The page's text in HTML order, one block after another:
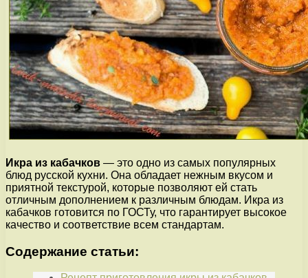
Икра из кабачков — это одно из самых популярных
блюд русской кухни. Она обладает нежным вкусом и
приятной текстурой, которые позволяют ей стать
отличным дополнением к различным блюдам. Икра из
кабачков готовится по ГОСТу, что гарантирует высокое
качество и соответствие всем стандартам.
Содержание статьи: